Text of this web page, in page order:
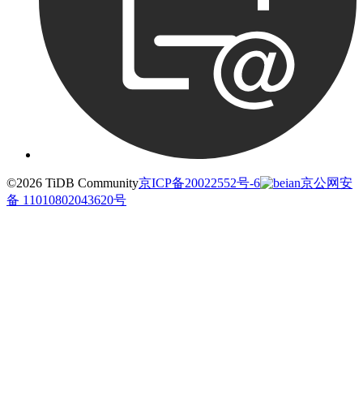
©2026 TiDB Community京ICP备20022552号-6
京公网安
备 11010802043620号